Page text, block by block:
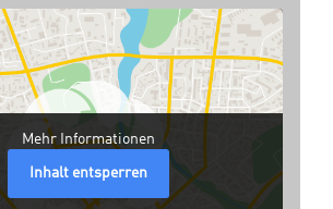
Mehr Informationen
Inhalt entsperren